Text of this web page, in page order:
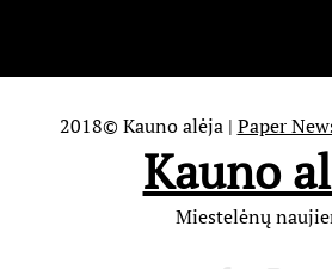
2018© Kauno alėja | Paper
Kauno
Miestelėnų